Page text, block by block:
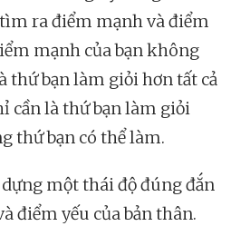
ra điểm mạnh và điểm
mạnh của bạn không
thứ bạn làm giỏi hơn tất cả
cần là thứ bạn làm giỏi
thứ bạn có thể làm.
một thái độ đúng đắn
điểm yếu của bản thân.